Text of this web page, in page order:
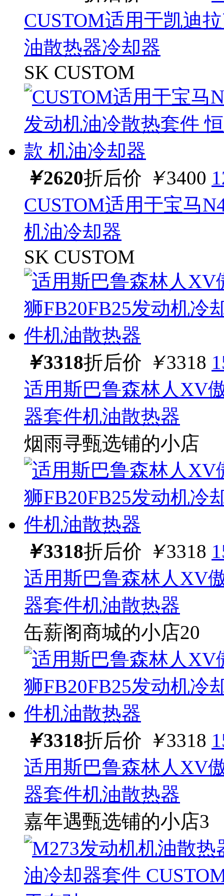
CUSTOM适用于凯迪
油散热器冷却器
SK CUSTOM
￥2620折后价 ￥3400
CUSTOM适用于宝马
机油冷却器
SK CUSTOM
￥3318折后价 ￥3318
适用斯巴鲁森林人XV
器套件机油散热器
烟雨寻甄选铺的小店
￥3318折后价 ￥3318
适用斯巴鲁森林人XV
器套件机油散热器
缶薪阁商城的小店20
￥3318折后价 ￥3318
适用斯巴鲁森林人XV
器套件机油散热器
嘉年遇甄选铺的小店3